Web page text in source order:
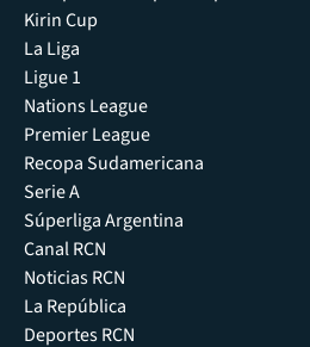
Kirin Cup
La Liga
Ligue 1
Nations League
Premier League
Recopa Sudamericana
Serie A
Súperliga Argentina
Canal RCN
Noticias RCN
La República
Deportes RCN